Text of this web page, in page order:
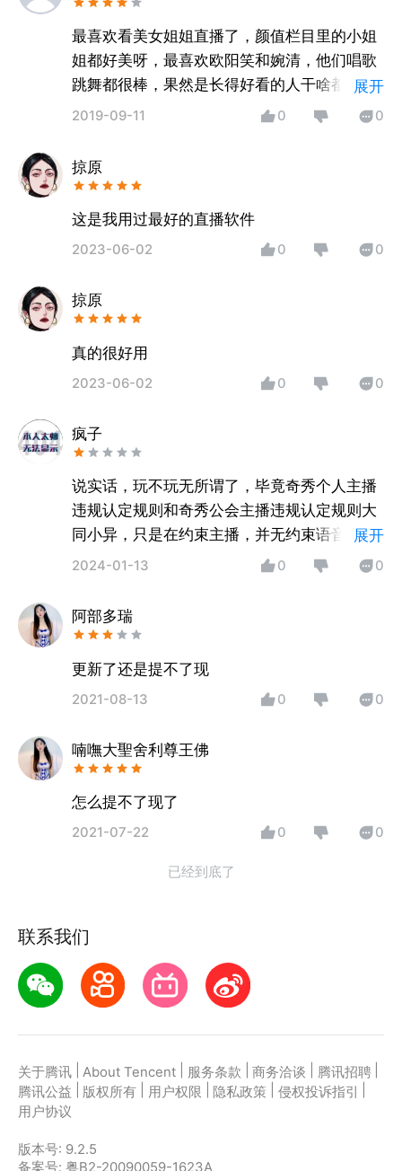
最喜欢看美女姐姐直播了，颜值栏目里的小姐
姐都好美呀，最喜欢欧阳笑和婉清，他们唱歌
跳舞都很棒，果然是长得好看的人干啥都优
秀！不过小姐姐都是手机里的，没有一个是我
展开
2019-09-11 0 0
掠原
这是我用过最好的直播软件
2023-06-02 0 0
掠原
真的很好用
2023-06-02 0 0
疯子
说实话，玩不玩无所谓了，毕竟奇秀个人主播
违规认定规则和奇秀公会主播违规认定规则大
同小异，只是在约束主播，并无约束语音主
播，
展开
2024-01-13 0 0
阿部多瑞
更新了还是提不了现
2021-08-13 0 0
喃嘸大聖舍利尊王佛
怎么提不了现了
2021-07-22 0 0
已经到底了
联系我们
关于腾讯 About Tencent 服务条款 商务洽谈 腾讯招聘
腾讯公益
版权所有 用户权限 隐私政策 侵权投诉指引
用户协议
版本号: 9.2.5
备案号: 粤B2-20090059-1623A